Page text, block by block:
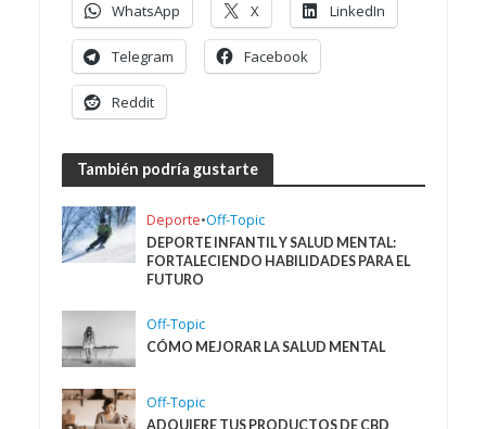
WhatsApp X LinkedIn
Telegram Facebook
Reddit
También podría gustarte
Deporte•Off-Topic
DEPORTE INFANTIL Y SALUD MENTAL:
FORTALECIENDO HABILIDADES PARA EL
FUTURO
Off-Topic
CÓMO MEJORAR LA SALUD MENTAL
Off-Topic
ADQUIERE TUS PRODUCTOS DE CBD